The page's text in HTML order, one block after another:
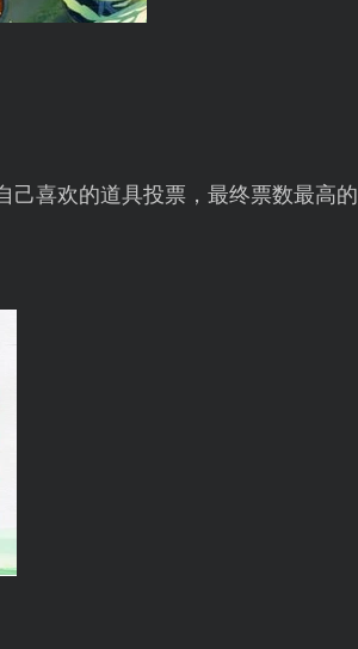
己喜欢的道具投票，最终票数最高的